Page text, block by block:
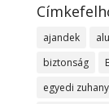
ajandek
biztonság
egyedi